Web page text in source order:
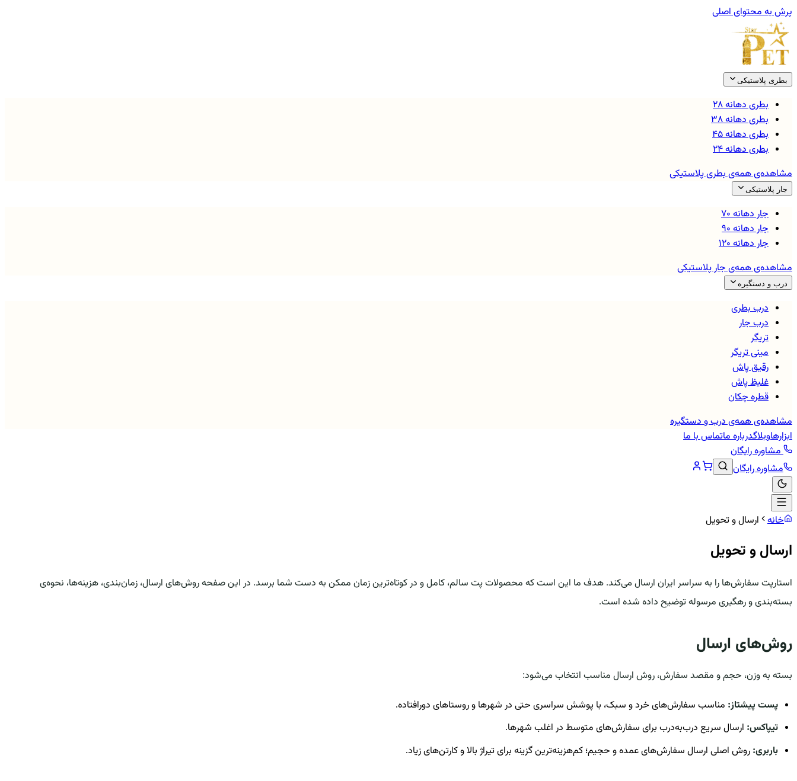
پرش به محتوای اصلی
بطری پلاستیکی
بطری دهانه ۲۸
بطری دهانه ۳۸
بطری دهانه ۴۵
بطری دهانه ۲۴
مشاهده‌ی همه‌یبطری پلاستیکی
جار پلاستیکی
جار دهانه ۷۰
جار دهانه ۹۰
جار دهانه ۱۲۰
مشاهده‌ی همه‌یجار پلاستیکی
درب و دستگیره
درب بطری
درب جار
تریگر
مینی تریگر
رقیق پاش
غلیظ پاش
قطره چکان
مشاهده‌ی همه‌یدرب و دستگیره
ابزارهاوبلاگدرباره ماتماس با ما
مشاوره رایگان
مشاوره رایگان
خانه ارسال و تحویل
ارسال و تحویل
استارپت سفارش‌ها را به سراسر ایران ارسال می‌کند. هدف ما این است که محصولات پت سالم، کامل و در کوتاه‌ترین زمان ممکن به دست شما برسد. در این صفحه روش‌های ارسال، زمان‌بندی، هزینه‌ها، نحوه‌ی
بسته‌بندی و رهگیری مرسوله توضیح داده شده است.
روش‌های ارسال
بسته به وزن، حجم و مقصد سفارش، روش ارسال مناسب انتخاب می‌شود:
پست پیشتاز: مناسب سفارش‌های خرد و سبک، با پوشش سراسری حتی در شهرها و روستاهای دورافتاده.
تیپاکس: ارسال سریع درب‌به‌درب برای سفارش‌های متوسط در اغلب شهرها.
باربری: روش اصلی ارسال سفارش‌های عمده و حجیم؛ کم‌هزینه‌ترین گزینه برای تیراژ بالا و کارتن‌های زیاد.